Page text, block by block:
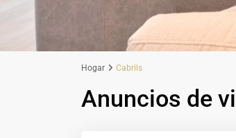
Hogar Cabrils
Anuncios de